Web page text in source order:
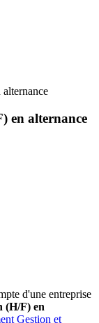
en alternance
d'une entreprise
(H/F) en
Gestion et